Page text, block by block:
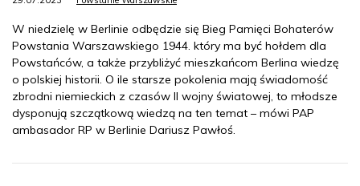
W niedzielę w Berlinie odbędzie się Bieg Pamięci Bohaterów
Powstania Warszawskiego 1944. który ma być hołdem dla
Powstańców, a także przybliżyć mieszkańcom Berlina wiedzę
o polskiej historii. O ile starsze pokolenia mają świadomość
zbrodni niemieckich z czasów II wojny światowej, to młodsze
dysponują szczątkową wiedzą na ten temat – mówi PAP
ambasador RP w Berlinie Dariusz Pawłoś.